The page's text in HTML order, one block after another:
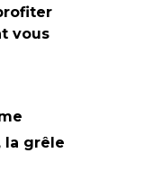
vous
la grêle